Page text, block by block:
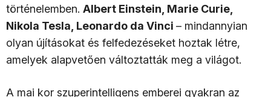
történelemben. Albert Einstein, Marie Curie,
Nikola Tesla, Leonardo da Vinci – mindannyian
olyan újításokat és felfedezéseket hoztak létre,
amelyek alapvetően változtatták meg a világot.
A mai kor szuperintelligens emberei gyakran az